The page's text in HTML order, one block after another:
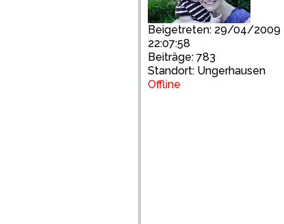
Beigetreten: 29/04/2009
22:07:58
Beiträge: 783
Standort: Ungerhausen
Offline